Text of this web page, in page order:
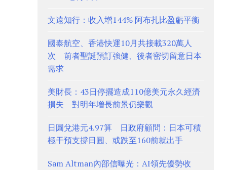
文遠知行：收入增144% 阿布扎比盈虧平衡
國泰航空、香港快運10月共接載320萬人
次 前者聖誕預訂強健、後者密切留意日本
需求
美財長：43日停擺造成110億美元永久經濟
損失 對明年增長前景仍樂觀
日圓兌港元4.97算 日政府顧問：日本可積
極干預支撐日圓、或跌至160前就出手
Sam Altman內部信曝光：AI領先優勢收